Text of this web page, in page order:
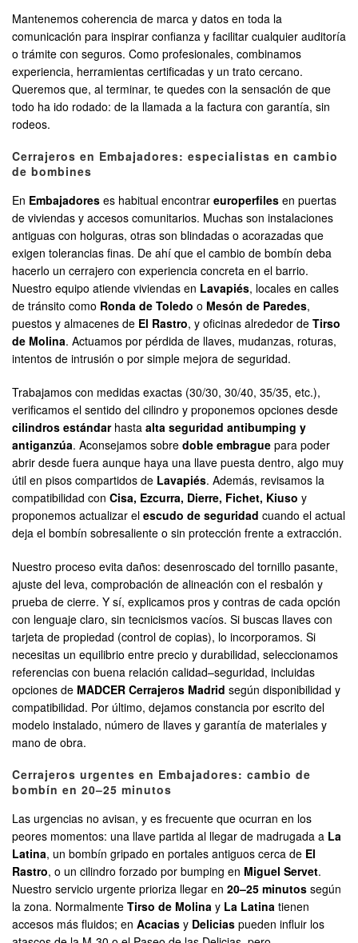
Mantenemos coherencia de marca y datos en toda la
comunicación para inspirar confianza y facilitar cualquier auditoría
o trámite con seguros. Como profesionales, combinamos
experiencia, herramientas certificadas y un trato cercano.
Queremos que, al terminar, te quedes con la sensación de que
todo ha ido rodado: de la llamada a la factura con garantía, sin
rodeos.
Cerrajeros en Embajadores: especialistas en cambio
de bombines
En Embajadores es habitual encontrar europerfiles en puertas
de viviendas y accesos comunitarios. Muchas son instalaciones
antiguas con holguras, otras son blindadas o acorazadas que
exigen tolerancias finas. De ahí que el cambio de bombín deba
hacerlo un cerrajero con experiencia concreta en el barrio.
Nuestro equipo atiende viviendas en Lavapiés, locales en calles
de tránsito como Ronda de Toledo o Mesón de Paredes,
puestos y almacenes de El Rastro, y oficinas alrededor de Tirso
de Molina. Actuamos por pérdida de llaves, mudanzas, roturas,
intentos de intrusión o por simple mejora de seguridad.
Trabajamos con medidas exactas (30/30, 30/40, 35/35, etc.),
verificamos el sentido del cilindro y proponemos opciones desde
cilindros estándarhasta alta seguridad antibumping y
antiganzúa. Aconsejamos sobre doble embrague para poder
abrir desde fuera aunque haya una llave puesta dentro, algo muy
útil en pisos compartidos de Lavapiés. Además, revisamos la
compatibilidad con Cisa, Ezcurra, Dierre, Fichet, Kiuso y
proponemos actualizar el escudo de seguridad cuando el actual
deja el bombín sobresaliente o sin protección frente a extracción.
Nuestro proceso evita daños: desenroscado del tornillo pasante,
ajuste del leva, comprobación de alineación con el resbalón y
prueba de cierre. Y sí, explicamos pros y contras de cada opción
con lenguaje claro, sin tecnicismos vacíos. Si buscas llaves con
tarjeta de propiedad (control de copias), lo incorporamos. Si
necesitas un equilibrio entre precio y durabilidad, seleccionamos
referencias con buena relación calidad–seguridad, incluidas
opciones de MADCER Cerrajeros Madrid según disponibilidad y
compatibilidad. Por último, dejamos constancia por escrito del
modelo instalado, número de llaves y garantía de materiales y
mano de obra.
Cerrajeros urgentes en Embajadores: cambio de
bombín en 20–25 minutos
Las urgencias no avisan, y es frecuente que ocurran en los
peores momentos: una llave partida al llegar de madrugada a La
Latina, un bombín gripado en portales antiguos cerca de El
Rastro, o un cilindro forzado por bumping en Miguel Servet.
Nuestro servicio urgente prioriza llegar en 20–25 minutos según
la zona. Normalmente Tirso de Molina y La Latina tienen
accesos más fluidos; en Acacias y Delicias pueden influir los